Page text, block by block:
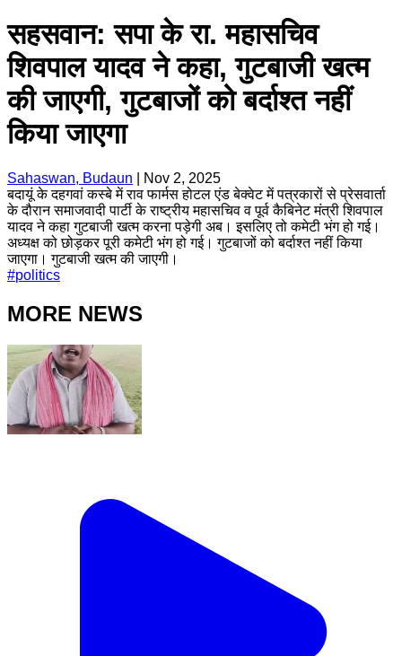
सहसवान: सपा के रा. महासचिव
शिवपाल यादव ने कहा, गुटबाजी खत्म
की जाएगी, गुटबाजों को बर्दाश्त नहीं
किया जाएगा
Sahaswan, Budaun
Nov 2, 2025
बदायूं के दहगवां कस्बे में राव फार्मस होटल एंड बेक्वेट में पत्रकारों से प्रेसवार्ता
के दौरान समाजवादी पार्टी के राष्ट्रीय महासचिव व पूर्व कैबिनेट मंत्री शिवपाल
यादव ने कहा गुटबाजी खत्म करना पड़ेगी अब। इसलिए तो कमेटी भंग हो गई।
अध्यक्ष को छोड़कर पूरी कमेटी भंग हो गई। गुटबाजों को बर्दाश्त नहीं किया
जाएगा। गुटबाजी खत्म की जाएगी।
#politics
MORE NEWS